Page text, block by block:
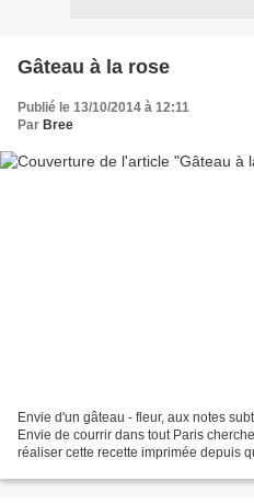
Gâteau à la rose
Publié le 13/10/2014 à 12:11
Par Bree
Envie d'un gâteau - fleur, aux notes
Envie de courrir dans tout Paris
réaliser cette recette imprimée depuis